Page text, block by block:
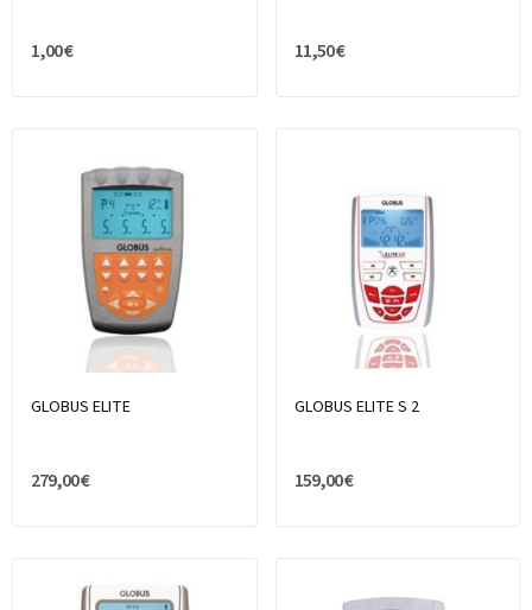
1,00 € 11,50 €
GLOBUS ELITE
279,00 €
GLOBUS ELITE S 2
159,00 €